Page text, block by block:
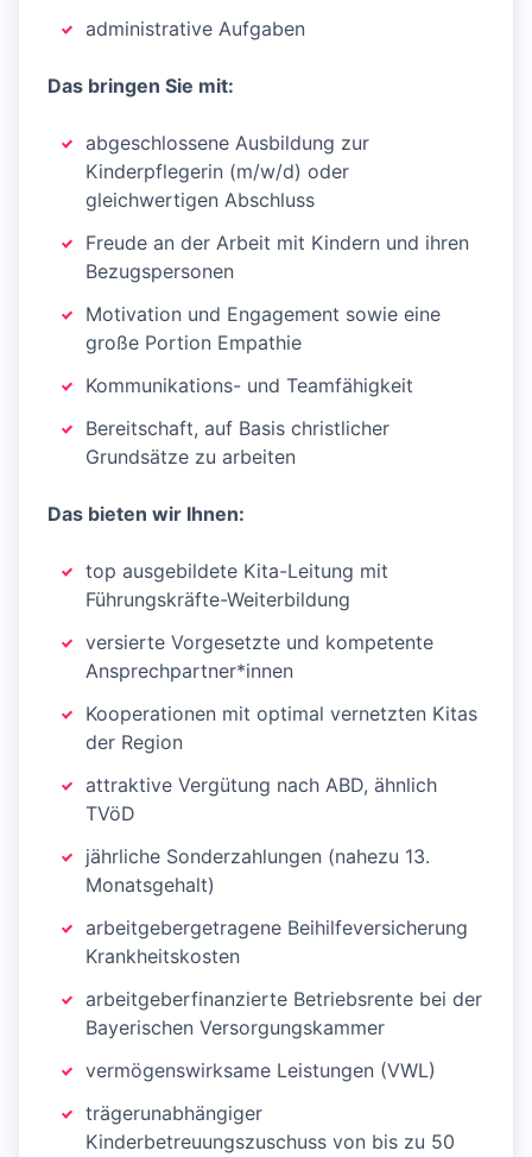
administrative Aufgaben
Das bringen Sie mit:
abgeschlossene Ausbildung zur
Kinderpflegerin (m/w/d) oder
gleichwertigen Abschluss
Freude an der Arbeit mit Kindern und ihren
Bezugspersonen
Motivation und Engagement sowie eine
große Portion Empathie
Kommunikations- und Teamfähigkeit
Bereitschaft, auf Basis christlicher
Grundsätze zu arbeiten
Das bieten wir Ihnen:
top ausgebildete Kita-Leitung mit
Führungskräfte-Weiterbildung
versierte Vorgesetzte und kompetente
Ansprechpartner*innen
Kooperationen mit optimal vernetzten Kitas
der Region
attraktive Vergütung nach ABD, ähnlich
TVöD
jährliche Sonderzahlungen (nahezu 13.
Monatsgehalt)
arbeitgebergetragene Beihilfeversicherung
Krankheitskosten
arbeitgeberfinanzierte Betriebsrente bei der
Bayerischen Versorgungskammer
vermögenswirksame Leistungen (VWL)
trägerunabhängiger
Kinderbetreuungszuschuss von bis zu 50